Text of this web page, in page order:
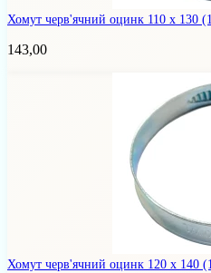
Хомут черв'ячний оцинк 110 х 130
143,00
Хомут черв'ячний оцинк 120 х 140